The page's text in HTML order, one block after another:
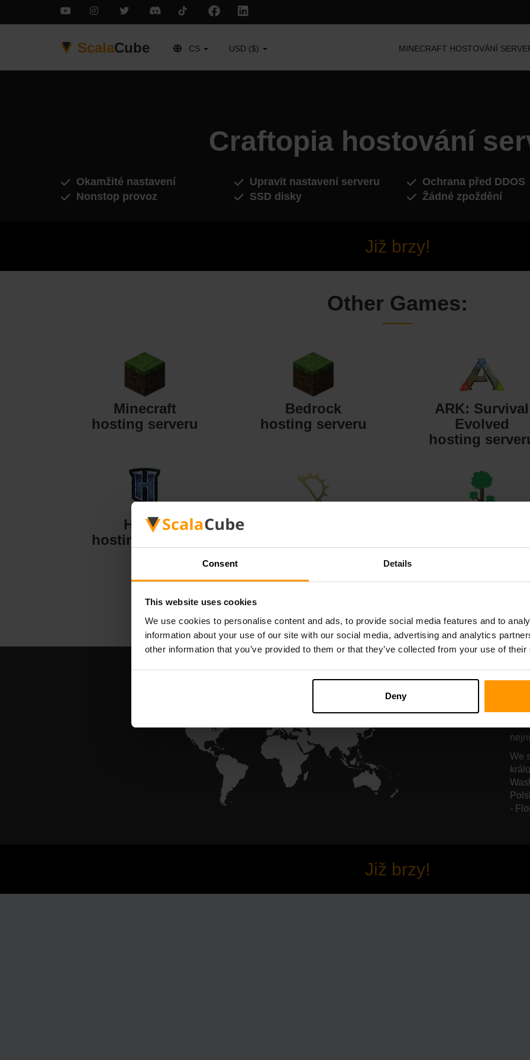
Consent Details
This website uses cookies
We use cookies to personalise content and ads, to provide social media features and to
information about your use of our site with our social media, advertising and analytics
other information that you’ve provided to them or that they’ve collected from your use of
Deny
ScalaCube CS USD ($) MINECRAFT HOSTOVÁNÍ
Craftopia hostování
Okamžité nastavení
Nonstop provoz
Upravit nastavení serveru
SSD disky
Ochrana před DDOS
Žádné zpoždění
Již brzy!
Other Games:
Minecraft
hosting serveru
Bedrock
hosting serveru
ARK: Survival
Evolved
hosting
Hytale
hosting serveru
We
-
Již brzy!